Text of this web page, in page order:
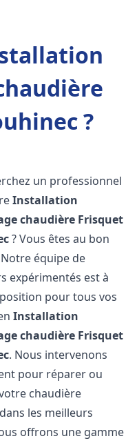
?
un professionnel
Installation
chaudière Frisquet
? Vous êtes au bon
équipe de
expérimentés est à
pour tous vos
Installation
chaudière Frisquet
. Nous intervenons
pour réparer ou
chaudière
les meilleurs
offrons une gamme